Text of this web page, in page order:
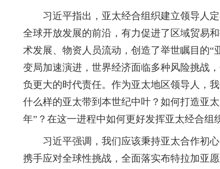
习近平指出，亚太经合组织建立领导人
全球开放发展的前沿，有力促进了区域贸易
术发展、物资人员流动，创造了举世瞩目的“
变局加速演进，世界经济面临多种风险挑战
负更大的时代责任。作为亚太地区领导人，
什么样的亚太带到本世纪中叶？如何打造亚
年”？在这一进程中如何更好发挥亚太经合组
习近平强调，我们应该秉持亚太合作初
携手应对全球性挑战，全面落实布特拉加亚